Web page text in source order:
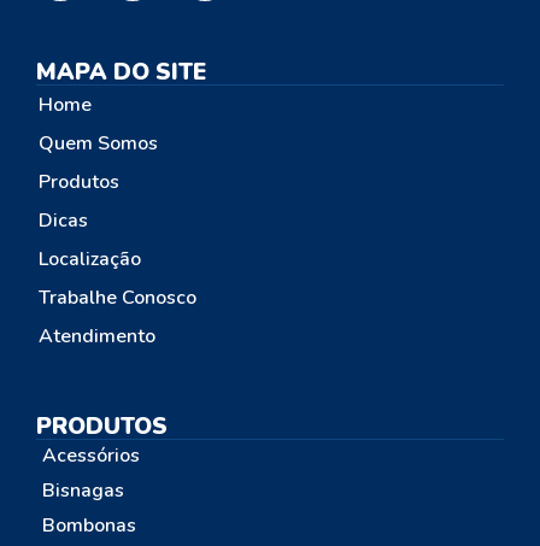
MAPA DO SITE
Home
Quem Somos
Produtos
Dicas
Localização
Trabalhe Conosco
Atendimento
PRODUTOS
Acessórios
Bisnagas
Bombonas